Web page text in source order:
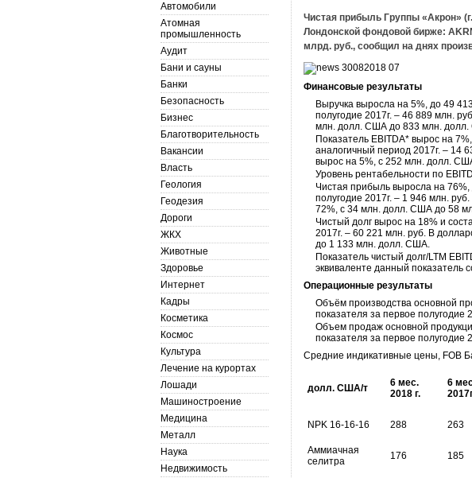
Чистая прибыль Группы «Акрон»
Лондонской фондовой бирже:
млрд. руб., сообщил на днях
Финансовые результаты
Выручка выросла на 5%, до 49
полугодие 2017г. – 46 889 млн.
млн. долл. США до 833 млн.
Показатель EBITDA* вырос на
аналогичный период 2017г. – 14
вырос на 5%, с 252 млн. долл.
Уровень рентабельности по
Чистая прибыль выросла на
полугодие 2017г. – 1 946 млн.
72%, с 34 млн. долл. США до 58
Чистый долг вырос на 18% и
2017г. – 60 221 млн. руб. В
до 1 133 млн. долл. США.
Показатель чистый долг/LTM
эквиваленте данный показатель
Операционные результаты
Объём производства основной
показателя за первое полугодие
Объем продаж основной
показателя за первое полугодие
Средние индикативные цены, FOB
долл. США/т
6 мес.
2018 г.
6
NPK 16-16-16 288 263
Аммиачная
селитра
176 185
Автомобили
Атомная
промышленность
Аудит
Бани и сауны
Банки
Безопасность
Бизнес
Благотворительность
Вакансии
Власть
Геология
Геодезия
Дороги
ЖКХ
Животные
Здоровье
Интернет
Кадры
Косметика
Космос
Культура
Лечение на курортах
Лошади
Машиностроение
Медицина
Металл
Наука
Недвижимость